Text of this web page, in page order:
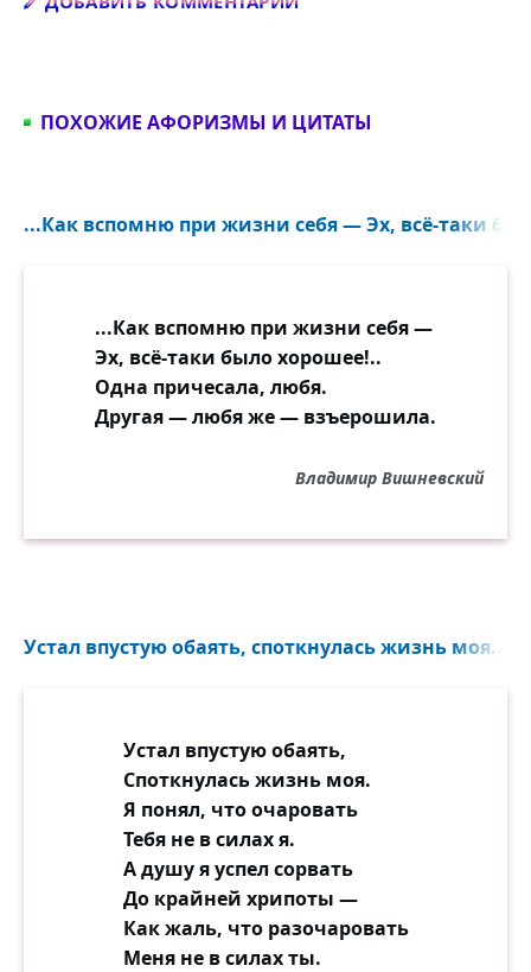
ПОХОЖИЕ АФОРИЗМЫ И ЦИТАТЫ
...Как вспомню при жизни себя — Эх, всё-таки
...Как вспомню при жизни себя —
Эх, всё-таки было хорошее!..
Одна причесала, любя.
Другая — любя же — взъерошила.
Владимир Вишневский
Устал впустую обаять, споткнулась жизнь моя...
Устал впустую обаять,
Споткнулась жизнь моя.
Я понял, что очаровать
Тебя не в силах я.
А душу я успел сорвать
До крайней хрипоты —
Как жаль, что разочаровать
Меня не в силах ты.